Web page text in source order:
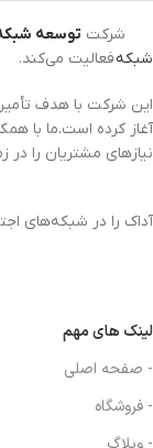
شرکت توسعه
شبکهفعالیت می‌کند.
این شرکت با هدف
آغاز کرده است.ما با
نیازهای مشتریان را در
آداک را در شبکه‌های
لینک های مهم
- صفحه اصلی
- فروشگاه